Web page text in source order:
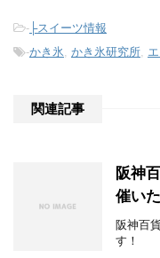
- ├スイーツ情報
-かき氷 かき氷研究所
関連記事
阪神
催い
阪神百
す！